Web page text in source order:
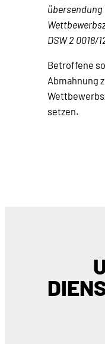
übersendung
DSW 2 0018/
Betroffene
Abmahnung
setzen.